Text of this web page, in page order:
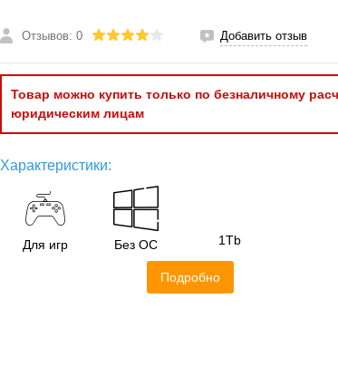
Отзывов: 0 Добавить отзыв
Товар можно купить только по безналичному
юридическим лицам
Характеристики:
Для игр Без ОС 1Tb
Подробно